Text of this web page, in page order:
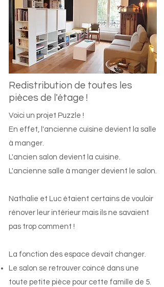
Redistribution de toutes les
pièces de l'étage !
Voici un projet Puzzle !
En effet, l'ancienne cuisine devient la salle
à manger.
L'ancien salon devient la cuisine.
L'ancienne salle à manger devient le salon.
Nathalie et Luc étaient certains de vouloir
rénover leur intérieur mais ils ne savaient
pas trop comment !
La fonction des espace devait changer.
Le salon se retrouver coincé dans une
toute petite pièce pour cette famille de 5.